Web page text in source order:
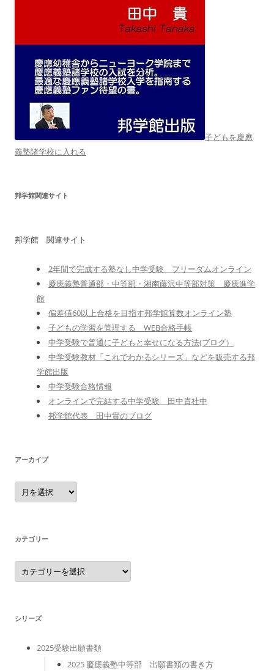
子どもを慶應
義塾諸学校に入れる
邦学館関連サイト
邦学館 関連サイト
2年間で完成する塾なし中学受験 フリーダムオンライン
慶應義塾普通部・中等部・湘南藤沢中等部対策 慶應進学
館
偏差値60以上合格を目指す邦学館算数オンライン塾
子どもの学習を管理する WEB合格手帳
中学受験で普通に子どもと幸せになる方法(ブログ）
中学受験教材「これでわかるシリーズ」などを販売する邦
学館出版
中学受験合格情報
オンラインで完結する中学受験 田中貴社中
邦学館代表 田中貴のブログ
アーカイブ
ア
ー
カ
カテゴリー
カ
テ
ゴ
シリーズ
2025受験出願書類
2025 慶應義塾中等部 出願書類の書き方